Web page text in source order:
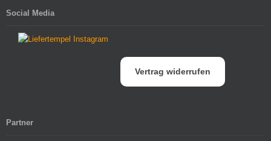
Social Media
Vertrag widerrufen
Partner